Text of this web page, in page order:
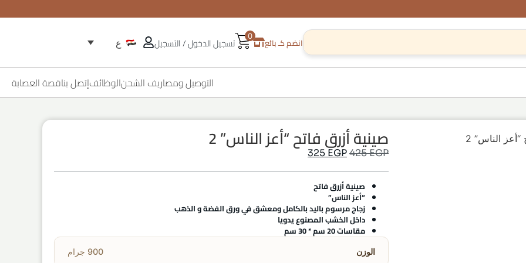
انضم كـ بائع 0 تسجيل الدخول / التسجيل ع
التوصيل ومصاريف الشحنالوظائفإتصل بناقصة العصابة
الناس” 2 صينية أزرق فاتح “أعز الناس” 2
425EGP
325 EGP
صينية أزرق فاتح
“أعز الناس”
زجاج مرسوم باليد بالكامل ومعشق في ورق الفضة و الذهب
داخل الخشب المصنوع يدويا
مقاسات 20 سم * 30 سم
الوزن 900 جرام